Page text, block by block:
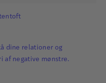
dine relationer og
af negative mønstre.